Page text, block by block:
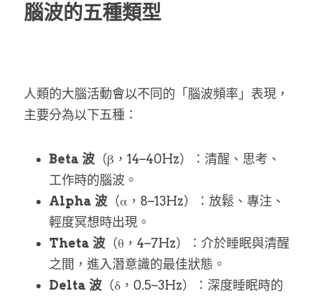
腦波的五種類型
人類的大腦活動會以不同的「腦波頻率」表現，
主要分為以下五種：
Beta 波 （β，14–40Hz）：清醒、思考、
工作時的腦波。
Alpha 波 （α，8–13Hz）：放鬆、專注、
輕度冥想時出現。
Theta 波 （θ，4–7Hz）：介於睡眠與清醒
之間，進入潛意識的最佳狀態。
Delta 波 （δ，0.5–3Hz）：深度睡眠時的